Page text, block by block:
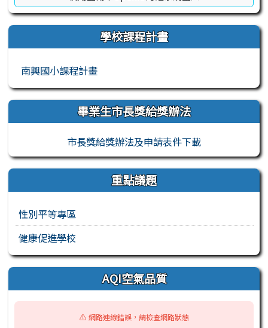
學校課程計畫
南興國小課程計畫
畢業生市長獎給獎辦法
市長獎給獎辦法及申請表件下載
重點議題
性別平等專區
健康促進學校
AQI空氣品質
⚠️ 網路連線錯誤，請檢查網路狀態